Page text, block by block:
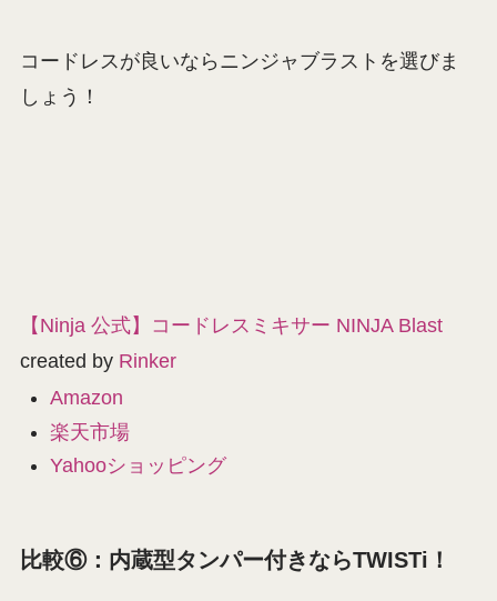
コードレスが良いならニンジャブラストを選びま
しょう！
【Ninja 公式】コードレスミキサー NINJA Blast
created by Rinker
Amazon
楽天市場
Yahooショッピング
比較⑥：内蔵型タンパー付きならTWISTi！